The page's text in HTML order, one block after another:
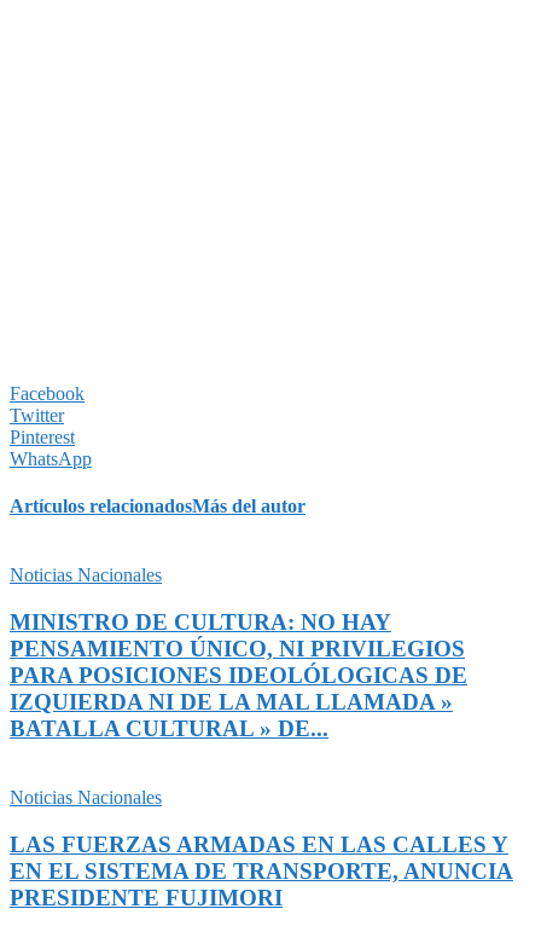
Facebook
Twitter
Pinterest
WhatsApp
Artículos relacionadosMás del autor
Noticias Nacionales
MINISTRO DE CULTURA: NO HAY
PENSAMIENTO ÚNICO, NI PRIVILEGIOS
PARA POSICIONES IDEOLÓLOGICAS DE
IZQUIERDA NI DE LA MAL LLAMADA »
BATALLA CULTURAL » DE...
Noticias Nacionales
LAS FUERZAS ARMADAS EN LAS CALLES Y
EN EL SISTEMA DE TRANSPORTE, ANUNCIA
PRESIDENTE FUJIMORI